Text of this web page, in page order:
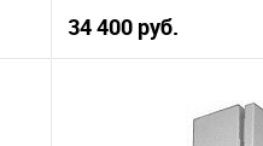
34 400 руб.